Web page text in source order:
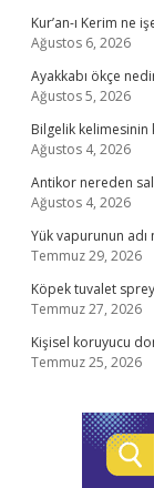
Kur’an-ı Kerim ne
Ağustos 6, 2026
Ayakkabı ökçe
Ağustos 5, 2026
Bilgelik kelimesinin
Ağustos 4, 2026
Antikor nereden
Ağustos 4, 2026
Yük vapurunun adı
Temmuz 29, 2026
Köpek tuvalet
Temmuz 27, 2026
Kişisel koruyucu
Temmuz 25, 2026